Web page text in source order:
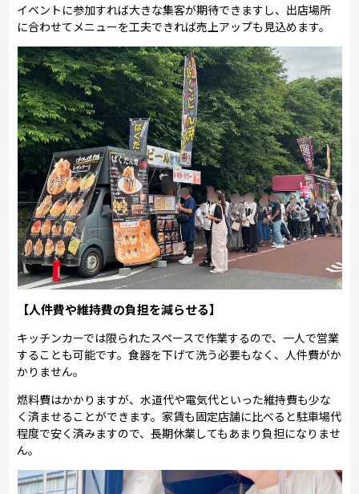
イベントに参加すれば大きな集客が期待できますし、出店場所
に合わせてメニューを工夫できれば売上アップも見込めます。
【人件費や維持費の負担を減らせる】
キッチンカーでは限られたスペースで作業するので、一人で営業
することも可能です。食器を下げて洗う必要もなく、人件費がか
かりません。
燃料費はかかりますが、水道代や電気代といった維持費も少な
く済ませることができます。家賃も固定店舗に比べると駐車場代
程度で安く済みますので、長期休業してもあまり負担になりませ
ん。